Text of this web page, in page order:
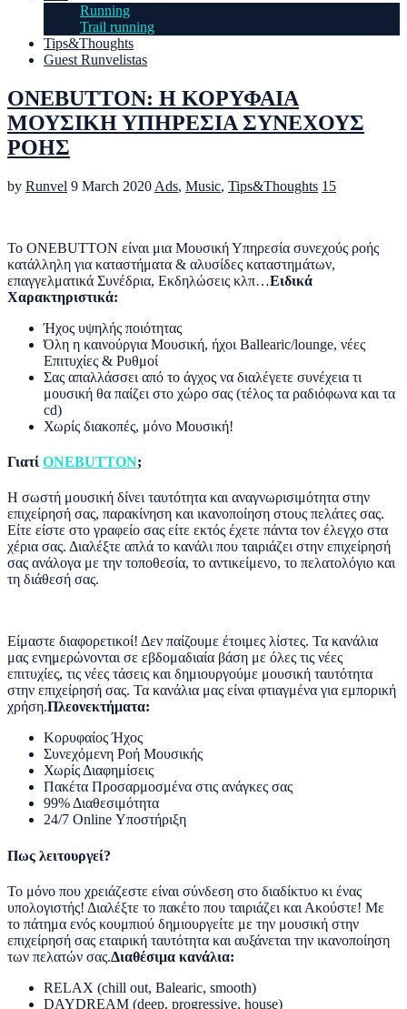
Running
Trail running
Tips&Thoughts
Guest Runvelistas
ONEBUTTON: Η ΚΟΡΥΦΑΙΑ
ΜΟΥΣΙΚΗ ΥΠΗΡΕΣΙΑ ΣΥΝΕΧΟΥΣ
ΡΟΗΣ
by Runvel 9 March 2020 Ads, Music, Tips&Thoughts 15
To ONEBUTTON είναι μια Μουσική Υπηρεσία συνεχούς ροής
κατάλληλη για καταστήματα & αλυσίδες καταστημάτων,
επαγγελματικά Συνέδρια, Εκδηλώσεις κλπ…Ειδικά
Χαρακτηριστικά:
Ήχος υψηλής ποιότητας
Όλη η καινούργια Μουσική, ήχοι Ballearic/lounge, νέες
Επιτυχίες & Ρυθμοί
Σας απαλλάσσει από το άγχος να διαλέγετε συνέχεια τι
μουσική θα παίζει στο χώρο σας (τέλος τα ραδιόφωνα και τα
cd)
Χωρίς διακοπές, μόνο Μουσική!
Γιατί ONEBUTTON;
Η σωστή μουσική δίνει ταυτότητα και αναγνωρισιμότητα στην
επιχείρησή σας, παρακίνηση και ικανοποίηση στους πελάτες σας.
Είτε είστε στο γραφείο σας είτε εκτός έχετε πάντα τον έλεγχο στα
χέρια σας. Διαλέξτε απλά το κανάλι που ταιριάζει στην επιχείρησή
σας ανάλογα με την τοποθεσία, το αντικείμενο, το πελατολόγιο και
τη διάθεσή σας.
Είμαστε διαφορετικοί! Δεν παίζουμε έτοιμες λίστες. Τα κανάλια
μας ενημερώνονται σε εβδομαδιαία βάση με όλες τις νέες
επιτυχίες, τις νέες τάσεις και δημιουργούμε μουσική ταυτότητα
στην επιχείρησή σας. Τα κανάλια μας είναι φτιαγμένα για εμπορική
χρήση.Πλεονεκτήματα:
Κορυφαίος Ήχος
Συνεχόμενη Ροή Μουσικής
Χωρίς Διαφημίσεις
Πακέτα Προσαρμοσμένα στις ανάγκες σας
99% Διαθεσιμότητα
24/7 Online Υποστήριξη
Πως λειτουργεί?
Το μόνο που χρειάζεστε είναι σύνδεση στο διαδίκτυο κι ένας
υπολογιστής! Διαλέξτε το πακέτο που ταιριάζει και Ακούστε! Με
το πάτημα ενός κουμπιού δημιουργείτε με την μουσική στην
επιχείρησή σας εταιρική ταυτότητα και αυξάνεται την ικανοποίηση
των πελατών σας.Διαθέσιμα κανάλια:
RELAX (chill out, Balearic, smooth)
DAYDREAM (deep, progressive, house)